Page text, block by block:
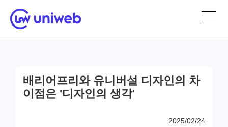
배리어프리와 유니버설 디자인의 차
이점은 '디자인의 생각'
2025/02/24